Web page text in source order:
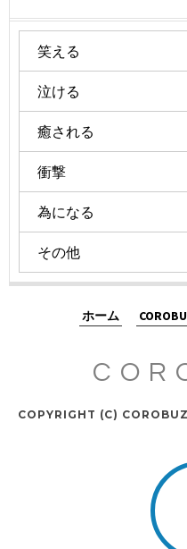
笑える
泣ける
癒される
衝撃
為になる
その他
ホーム
COPYRIGHT (C)